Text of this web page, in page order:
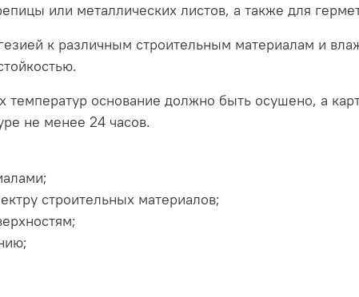
или металлических листов, а также для
к различным строительным материалам и
температур основание должно быть осушено, а
не менее 24 часов.
строительных материалов;